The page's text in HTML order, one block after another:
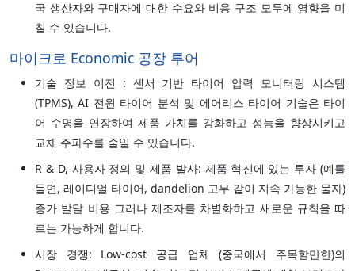
국 생산자와 구매자에 대한 수요와 비용 구조 모두에 영향을 미
칠 수 있습니다.
마이크로 Economic 공장 투어
기술 정보 이전 : 센서 기반 타이어 압력 모니터링 시스템
(TPMS), AI 전원 타이어 분석 및 에어리스 타이어 기술은 타이
어 수명을 연장하여 제품 가치를 강화하고 성능을 향상시키고
교체 주파수를 줄일 수 있습니다.
R & D, 사용자 정의 및 제품 발사: 제품 혁신에 있는 투자 (예를
들면, 레이디얼 타이어, dandelion 고무 같이 지속 가능한 물자)
증가 발달 비용 그러나 제조자를 차별화하고 새로운 규칙을 따
르는 가능하게 합니다.
시장 경쟁: Low-cost 공급 업체 (중국에서 주목할만한)의